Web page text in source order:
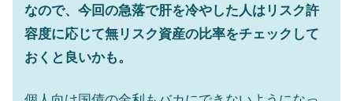
なので、今回の急落で肝を冷やした人はリスク許
容度に応じて無リスク資産の比率をチェックして
おくと良いかも。